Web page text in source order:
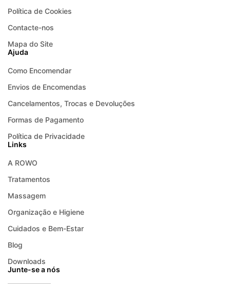
Política de Cookies
Contacte-nos
Mapa do Site
Ajuda
Como Encomendar
Envios de Encomendas
Cancelamentos, Trocas e Devoluções
Formas de Pagamento
Política de Privacidade
Links
A ROWO
Tratamentos
Massagem
Organização e Higiene
Cuidados e Bem-Estar
Blog
Downloads
Junte-se a nós